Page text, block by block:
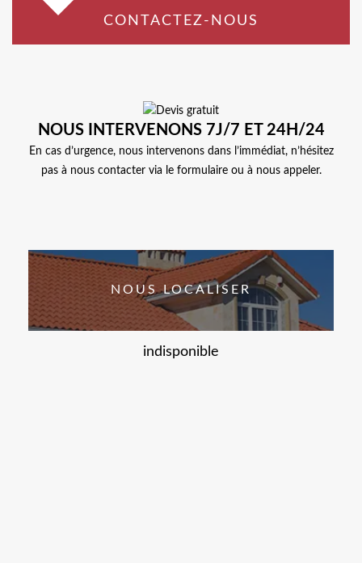
CONTACTEZ-NOUS
NOUS INTERVENONS 7J/7 ET 24H/24
En cas d’urgence, nous intervenons dans l’immédiat, n’hésitez
pas à nous contacter via le formulaire ou à nous appeler.
NOUS LOCALISER
indisponible